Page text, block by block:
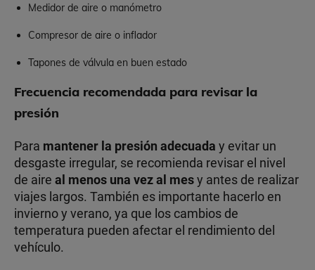
Medidor de aire o manómetro
Compresor de aire o inflador
Tapones de válvula en buen estado
Frecuencia recomendada para revisar la
presión
Para mantener la presión adecuada y evitar un
desgaste irregular, se recomienda revisar el nivel
de aire al menos una vez al mesy antes de realizar
viajes largos. También es importante hacerlo en
invierno y verano, ya que los cambios de
temperatura pueden afectar el rendimiento del
vehículo.